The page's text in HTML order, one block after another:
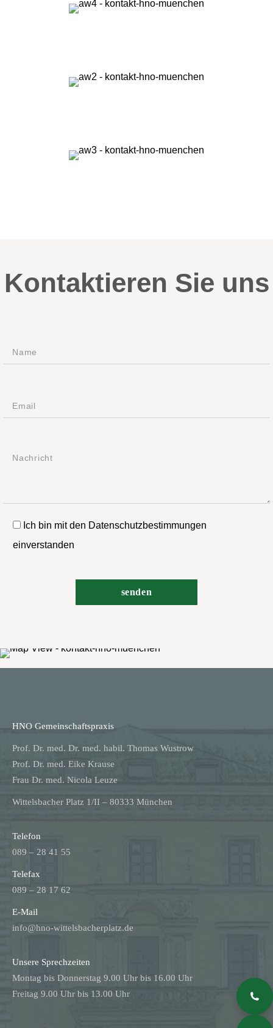
Kontaktieren Sie uns
Ich bin mit den Datenschutzbestimmungen
einverstanden
HNO Gemeinschaftspraxis
Prof. Dr. med. Dr. med. habil. Thomas Wustrow
Prof. Dr. med. Eike Krause
Frau Dr. med. Nicola Leuze
Wittelsbacher Platz 1/II – 80333 München
Telefon
089 – 28 41 55
Telefax
089 – 28 17 62
E-Mail
info@hno-wittelsbacherplatz.de
Unsere Sprechzeiten
Montag bis Donnerstag 9.00 Uhr bis 16.00 Uhr
Freitag 9.00 Uhr bis 13.00 Uhr